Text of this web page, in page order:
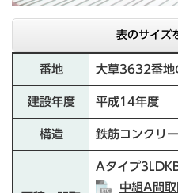
表のサイズ
番地 大草3632番地
建設年度 平成14年度
構造 鉄筋コンクリ
Aタイプ
中組A間取